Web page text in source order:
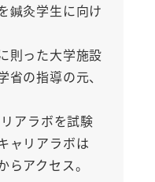
鍼灸学生に向け
則った大学施設
の指導の元、
アラボを試験
ャリアラボは
らアクセス。